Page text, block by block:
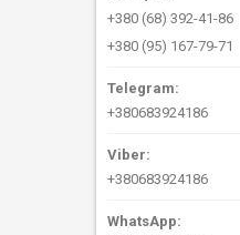
+380 (68) 392-41-86
+380 (95) 167-79-71
+380683924186
+380683924186